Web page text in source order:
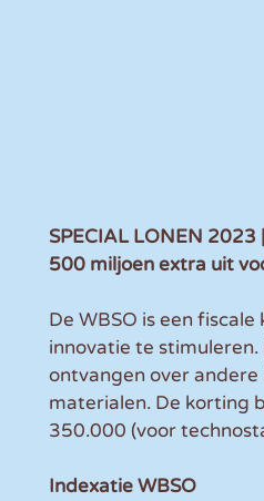
SPECIAL LONEN
500 miljoen extra uit
De WBSO is een
innovatie te
ontvangen over andere
materialen. De korting
350.000 (voor
Indexatie WBSO